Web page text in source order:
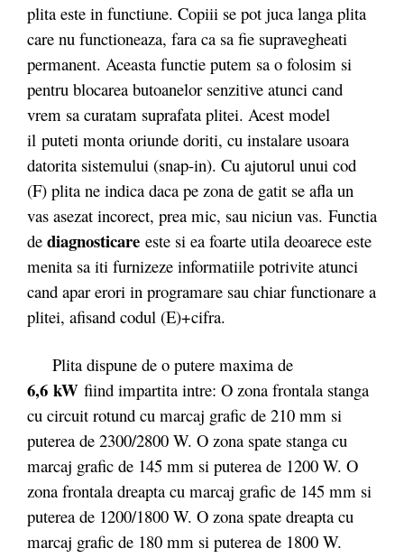
plita este in functiune. Copiii se pot juca langa plita
care nu functioneaza, fara ca sa fie supravegheati
permanent. Aceasta functie putem sa o folosim si
pentru blocarea butoanelor senzitive atunci cand
vrem sa curatam suprafata plitei. Acest model
il puteti monta oriunde doriti, cu instalare usoara
datorita sistemului (snap-in). Cu ajutorul unui cod
(F) plita ne indica daca pe zona de gatit se afla un
vas asezat incorect, prea mic, sau niciun vas. Functia
de diagnosticare este si ea foarte utila deoarece este
menita sa iti furnizeze informatiile potrivite atunci
cand apar erori in programare sau chiar functionare a
plitei, afisand codul (E)+cifra.
Plita dispune de o putere maxima de
6,6 kW fiind impartita intre: O zona frontala stanga
cu circuit rotund cu marcaj grafic de 210 mm si
puterea de 2300/2800 W. O zona spate stanga cu
marcaj grafic de 145 mm si puterea de 1200 W. O
zona frontala dreapta cu marcaj grafic de 145 mm si
puterea de 1200/1800 W. O zona spate dreapta cu
marcaj grafic de 180 mm si puterea de 1800 W.